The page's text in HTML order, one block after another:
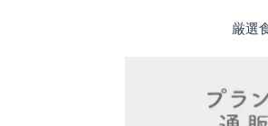
厳選